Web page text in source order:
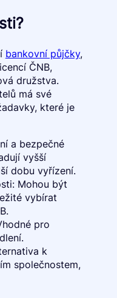
bankovní půjčky,
ČNB,
družstva.
má své
které je
a bezpečné
vyšší
dobu vyřízení.
Mohou být
vybírat
pro
k
společnostem,